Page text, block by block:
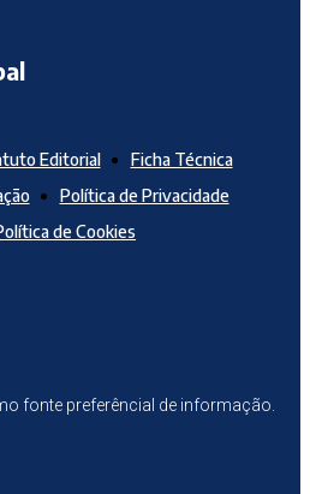
Editorial
Ficha Técnica
Política de Privacidade
de Cookies
fonte preferêncial de informação.